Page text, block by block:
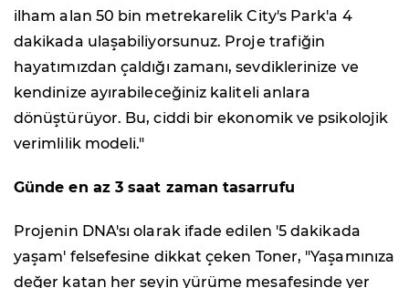
ilham alan 50 bin metrekarelik City's Park'a 4
dakikada ulaşabiliyorsunuz. Proje trafiğin
hayatımızdan çaldığı zamanı, sevdiklerinize ve
kendinize ayırabileceğiniz kaliteli anlara
dönüştürüyor. Bu, ciddi bir ekonomik ve psikolojik
verimlilik modeli."
Günde en az 3 saat zaman tasarrufu
Projenin DNA'sı olarak ifade edilen '5 dakikada
yaşam' felsefesine dikkat çeken Toner, "Yaşamınıza
değer katan her şeyin yürüme mesafesinde yer